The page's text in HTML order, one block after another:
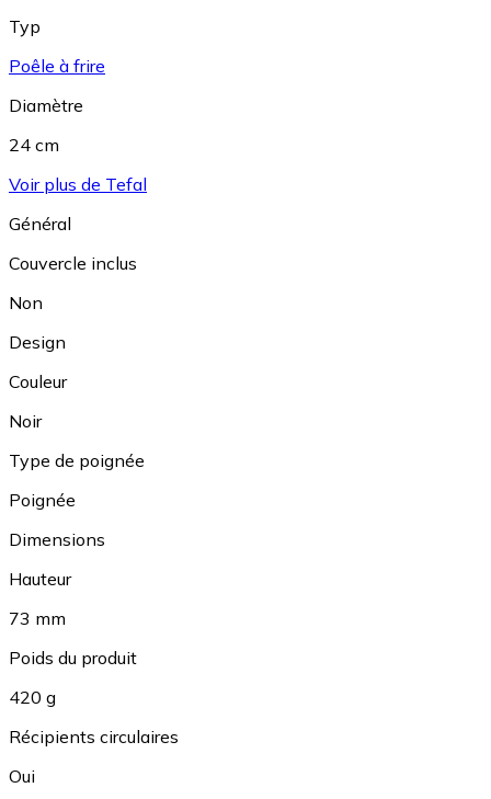
Typ
Poêle à frire
Diamètre
24 cm
Voir plus de Tefal
Général
Couvercle inclus
Non
Design
Couleur
Noir
Type de poignée
Poignée
Dimensions
Hauteur
73 mm
Poids du produit
420 g
Récipients circulaires
Oui